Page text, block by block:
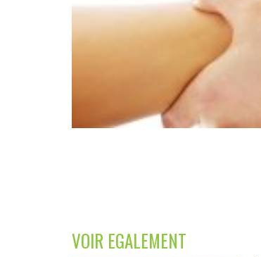
VOIR EGALEMENT